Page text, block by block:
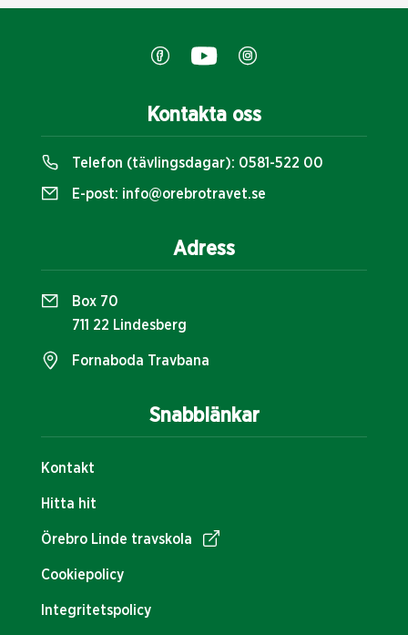
Snabblänkar
Kontakt
Hitta hit
Örebro Linde travskola
Cookiepolicy
Integritetspolicy
Kontakta oss
Telefon (tävlingsdagar): 0581-522 00
E-post: info@orebrotravet.se
Adress
Box 70
711 22 Lindesberg
Fornaboda Travbana